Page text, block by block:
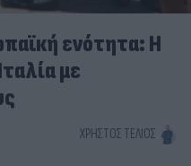
ενότητα: Η
με
ΧΡΉΣΤΟΣ ΤΈΛΙΟΣ